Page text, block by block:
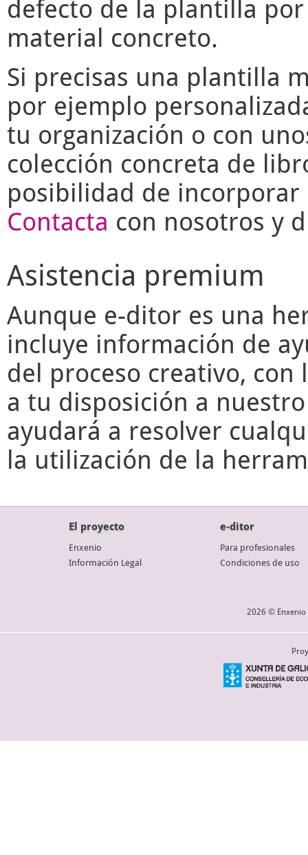
defecto de la plantilla
material concreto.
Si precisas una plantilla
por ejemplo
tu organización o con
colección concreta de
posibilidad de
Contacta con nosotros y
Asistencia premium
Aunque e-ditor es una
incluye información de
del proceso creativo,
a tu disposición a
ayudará a resolver
la utilización de la
El proyecto
Enxenio
Información Legal
e-ditor
Para profesionales
Condiciones de uso
2026 © Enxenio